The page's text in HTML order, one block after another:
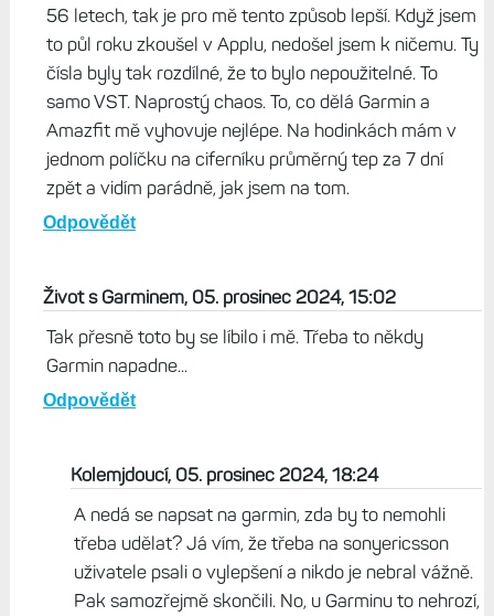
56 letech, tak je pro mě tento způsob lepší. Když jsem
to půl roku zkoušel v Applu, nedošel jsem k ničemu. Ty
čísla byly tak rozdílné, že to bylo nepoužitelné. To
samo VST. Naprostý chaos. To, co dělá Garmin a
Amazfit mě vyhovuje nejlépe. Na hodinkách mám v
jednom políčku na ciferníku průměrný tep za 7 dní
zpět a vidím parádně, jak jsem na tom.
Odpovědět
Život s Garminem, 05. prosinec 2024, 15:02
Tak přesně toto by se líbilo i mě. Třeba to někdy
Garmin napadne...
Odpovědět
Kolemjdoucí, 05. prosinec 2024, 18:24
A nedá se napsat na garmin, zda by to nemohli
třeba udělat? Já vím, že třeba na sonyericsson
uživatele psali o vylepšení a nikdo je nebral vážně.
Pak samozřejmě skončili. No, u Garminu to nehrozí,